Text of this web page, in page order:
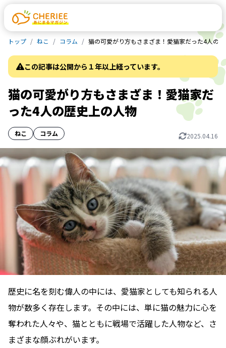
トップ ねこ コラム 猫の可愛がり方もさまざま！愛猫家だった4人の
この記事は公開から１年以上経っています。
猫の可愛がり方もさまざま！愛猫家だ
った4人の歴史上の人物
ねこ コラム 2025.04.16
歴史に名を刻む偉人の中には、愛猫家としても知られる人
物が数多く存在します。その中には、単に猫の魅力に心を
奪われた人々や、猫とともに戦場で活躍した人物など、さ
まざまな顔ぶれがいます。